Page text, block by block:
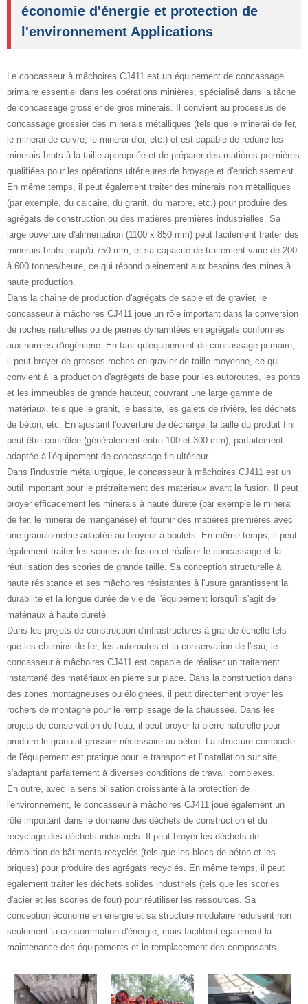
économie d'énergie et protection de
l'environnement Applications
Le concasseur à mâchoires CJ411 est un équipement de concassage
primaire essentiel dans les opérations minières, spécialisé dans la tâche
de concassage grossier de gros minerais. Il convient au processus de
concassage grossier des minerais métalliques (tels que le minerai de fer,
le minerai de cuivre, le minerai d'or, etc.) et est capable de réduire les
minerais bruts à la taille appropriée et de préparer des matières premières
qualifiées pour les opérations ultérieures de broyage et d'enrichissement.
En même temps, il peut également traiter des minerais non métalliques
(par exemple, du calcaire, du granit, du marbre, etc.) pour produire des
agrégats de construction ou des matières premières industrielles. Sa
large ouverture d'alimentation (1100 x 850 mm) peut facilement traiter des
minerais bruts jusqu'à 750 mm, et sa capacité de traitement varie de 200
à 600 tonnes/heure, ce qui répond pleinement aux besoins des mines à
haute production.
Dans la chaîne de production d'agrégats de sable et de gravier, le
concasseur à mâchoires CJ411 joue un rôle important dans la conversion
de roches naturelles ou de pierres dynamitées en agrégats conformes
aux normes d'ingénierie. En tant qu'équipement de concassage primaire,
il peut broyer de grosses roches en gravier de taille moyenne, ce qui
convient à la production d'agrégats de base pour les autoroutes, les ponts
et les immeubles de grande hauteur, couvrant une large gamme de
matériaux, tels que le granit, le basalte, les galets de rivière, les déchets
de béton, etc. En ajustant l'ouverture de décharge, la taille du produit fini
peut être contrôlée (généralement entre 100 et 300 mm), parfaitement
adaptée à l'équipement de concassage fin ultérieur.
Dans l'industrie métallurgique, le concasseur à mâchoires CJ411 est un
outil important pour le prétraitement des matériaux avant la fusion. Il peut
broyer efficacement les minerais à haute dureté (par exemple le minerai
de fer, le minerai de manganèse) et fournir des matières premières avec
une granulométrie adaptée au broyeur à boulets. En même temps, il peut
également traiter les scories de fusion et réaliser le concassage et la
réutilisation des scories de grande taille. Sa conception structurelle à
haute résistance et ses mâchoires résistantes à l'usure garantissent la
durabilité et la longue durée de vie de l'équipement lorsqu'il s'agit de
matériaux à haute dureté.
Dans les projets de construction d'infrastructures à grande échelle tels
que les chemins de fer, les autoroutes et la conservation de l'eau, le
concasseur à mâchoires CJ411 est capable de réaliser un traitement
instantané des matériaux en pierre sur place. Dans la construction dans
des zones montagneuses ou éloignées, il peut directement broyer les
rochers de montagne pour le remplissage de la chaussée. Dans les
projets de conservation de l'eau, il peut broyer la pierre naturelle pour
produire le granulat grossier nécessaire au béton. La structure compacte
de l'équipement est pratique pour le transport et l'installation sur site,
s'adaptant parfaitement à diverses conditions de travail complexes.
En outre, avec la sensibilisation croissante à la protection de
l'environnement, le concasseur à mâchoires CJ411 joue également un
rôle important dans le domaine des déchets de construction et du
recyclage des déchets industriels. Il peut broyer les déchets de
démolition de bâtiments recyclés (tels que les blocs de béton et les
briques) pour produire des agrégats recyclés. En même temps, il peut
également traiter les déchets solides industriels (tels que les scories
d'acier et les scories de four) pour réutiliser les ressources. Sa
conception économe en énergie et sa structure modulaire réduisent non
seulement la consommation d'énergie, mais facilitent également la
maintenance des équipements et le remplacement des composants.